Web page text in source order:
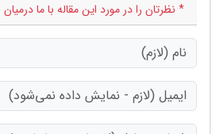
* نظرتان را در مورد این مقاله با ما درمیان